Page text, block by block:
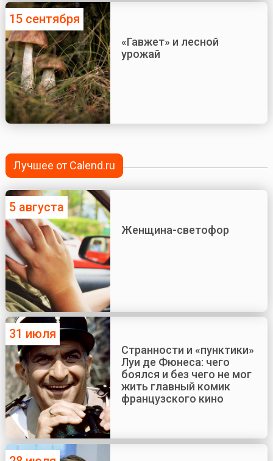
15 сентября
«Гавжет» и лесной
урожай
Лучшее от Calend.ru
5 августа
Женщина-светофор
31 июля
Странности и «пунктики»
Луи де Фюнеса: чего
боялся и без чего не мог
жить главный комик
французского кино